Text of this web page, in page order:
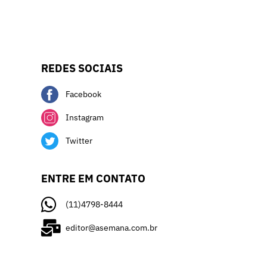
REDES SOCIAIS
Facebook
Instagram
Twitter
ENTRE EM CONTATO
(11)4798-8444
editor@asemana.com.br